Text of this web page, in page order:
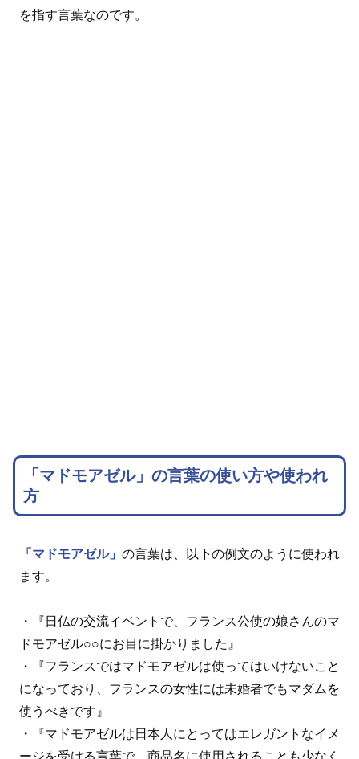
を指す言葉なのです。
「マドモアゼル」の言葉の使い方や使われ
方
「マドモアゼル」 の言葉は、以下の例文のように使われ
ます。
・『日仏の交流イベントで、フランス公使の娘さんのマ
ドモアゼル○○にお目に掛かりました』
・『フランスではマドモアゼルは使ってはいけないこと
になっており、フランスの女性には未婚者でもマダムを
使うべきです』
・『マドモアゼルは日本人にとってはエレガントなイメ